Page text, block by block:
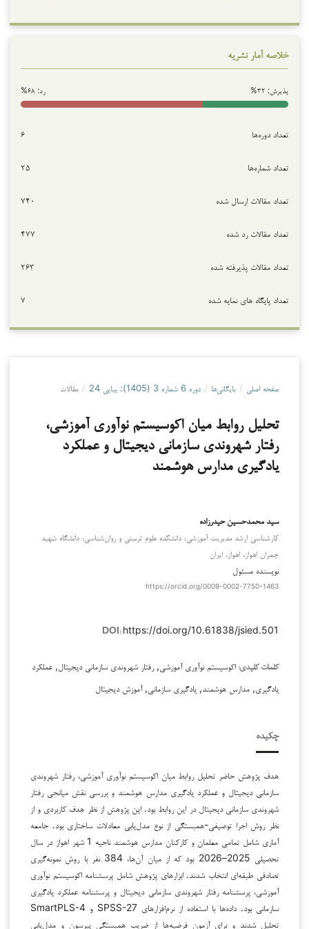
خلاصه آمار نشریه
پذیرش: ۳۲% رد: ۶۸%
تعداد دوره‌ها ۶
تعداد شماره‌ها ۲۵
تعداد مقالات ارسال شده ۷۴۰
تعداد مقالات رد شده ۴۷۷
تعداد مقالات پذیرفته شده ۲۶۳
تعداد پایگاه های نمایه شده ۷
صفحه اصلی / بایگانی‌ها / دوره 6 شماره 3 (1405): پیاپی 24 / مقالات
تحلیل روابط میان اکوسیستم نوآوری آموزشی،
رفتار شهروندی سازمانی دیجیتال و عملکرد
یادگیری مدارس هوشمند
سید محمدحسین حیدرزاده
کارشناسی ارشد مدیریت آموزشی، دانشکده علوم تربیتی و روان‌شناسی، دانشگاه شهید
چمران اهواز، اهواز، ایران
نویسنده مسئول
https://orcid.org/0009-0002-7750-1463
DOI: https://doi.org/10.61838/jsied.501
کلمات کلیدی: اکوسیستم نوآوری آموزشی, رفتار شهروندی سازمانی دیجیتال, عملکرد
یادگیری, مدارس هوشمند, یادگیری سازمانی, آموزش دیجیتال
چکیده
هدف پژوهش حاضر تحلیل روابط میان اکوسیستم نوآوری آموزشی، رفتار شهروندی
سازمانی دیجیتال و عملکرد یادگیری مدارس هوشمند و بررسی نقش میانجی رفتار
شهروندی سازمانی دیجیتال در این روابط بود. این پژوهش از نظر هدف کاربردی و از
نظر روش اجرا توصیفی-همبستگی از نوع مدل‌یابی معادلات ساختاری بود. جامعه
آماری شامل تمامی معلمان و کارکنان مدارس هوشمند ناحیه 1 شهر اهواز در سال
تحصیلی 2025–2026 بود که از میان آن‌ها، 384 نفر با روش نمونه‌گیری
تصادفی طبقه‌ای انتخاب شدند. ابزارهای پژوهش شامل پرسشنامه اکوسیستم نوآوری
آموزشی، پرسشنامه رفتار شهروندی سازمانی دیجیتال و پرسشنامه عملکرد یادگیری
سازمانی بود. داده‌ها با استفاده از نرم‌افزارهای SPSS-27 و SmartPLS-4
تحلیل شدند و برای آزمون فرضیه‌ها از ضریب همبستگی پیرسون و مدل‌یابی